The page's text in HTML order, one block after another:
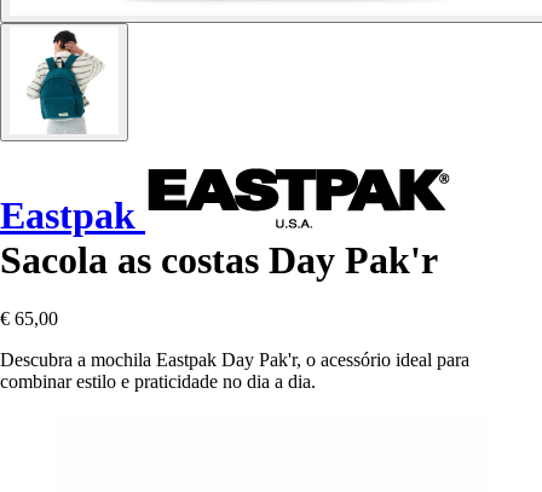
Eastpak
Sacola as costas Day Pak'r
€ 65,00
Descubra a mochila Eastpak Day Pak'r, o acessório ideal para
combinar estilo e praticidade no dia a dia.